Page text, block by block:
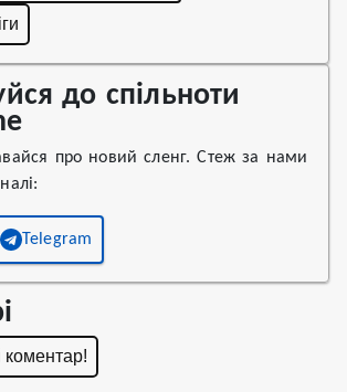
до спільноти
про новий сленг. Стеж за нами
Telegram